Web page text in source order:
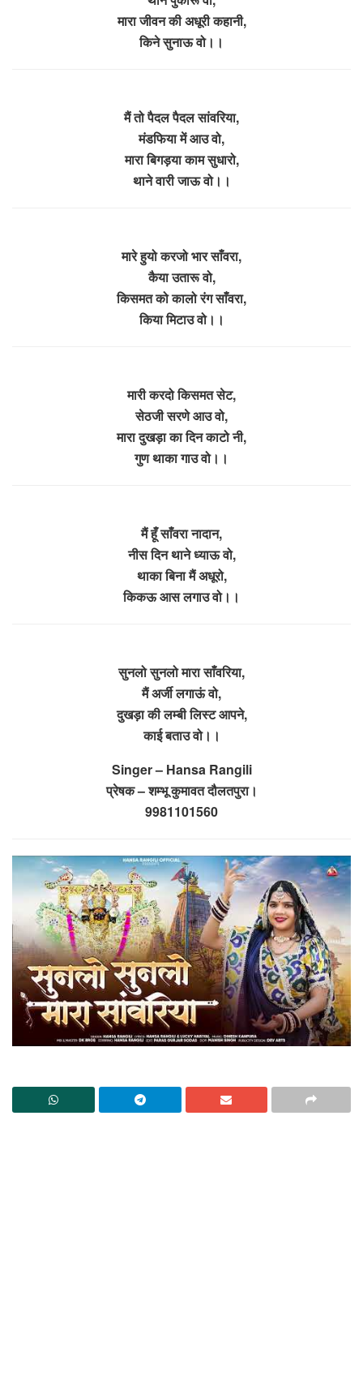
मारा जीवन की अधूरी कहानी,
किने सुनाऊ वो।।
मैं तो पैदल पैदल सांवरिया,
मंडफिया में आउ वो,
मारा बिगड़या काम सुधारो,
थाने वारी जाऊ वो।।
मारे हुयो करजो भार साँवरा,
कैया उतारू वो,
किसमत को कालो रंग साँवरा,
किया मिटाउ वो।।
मारी करदो किसमत सेट,
सेठजी सरणे आउ वो,
मारा दुखड़ा का दिन काटो नी,
गुण थाका गाउ वो।।
मैं हूँ साँवरा नादान,
नीस दिन थाने ध्याऊ वो,
थाका बिना मैं अधूरो,
किकऊ आस लगाउ वो।।
सुनलो सुनलो मारा साँवरिया,
मैं अर्जी लगाऊं वो,
दुखड़ा की लम्बी लिस्ट आपने,
काई बताउ वो।।
Singer – Hansa Rangili
प्रेषक – शम्भू कुमावत दौलतपुरा।
9981101560